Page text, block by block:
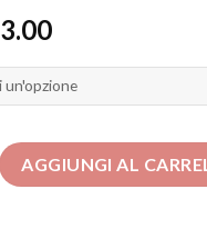
donna quantità
AGGIUNGI AL